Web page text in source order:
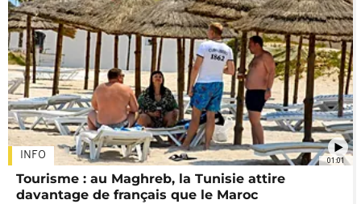
01:01
INFO
Tourisme : au Maghreb, la Tunisie attire
davantage de français que le Maroc